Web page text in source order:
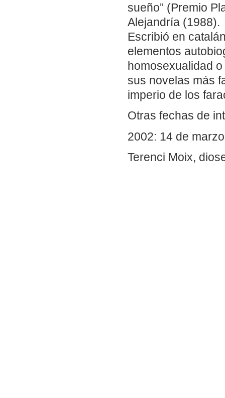
sueño” (Premio
Alejandría (1988).
Escribió en
elementos
homosexualidad
sus novelas más
imperio de los
Otras fechas de
2002: 14 de
Terenci Moix,